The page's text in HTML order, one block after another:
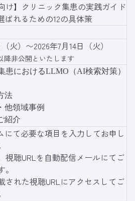
け】クリニック集患の実践ガイド
ばれるための12の具体策
火）〜2026年7月14日（火）
降非公開といたします
患におけるLLMO（AI検索対策）
法
他領域事例
紹介
にて必要な項目を入力してお申し
視聴URLを自動配信メールにてご
された視聴URLにアクセスしてご